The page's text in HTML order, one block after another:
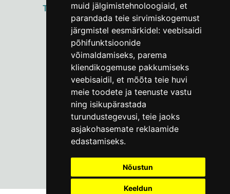
muid jälgimistehnoloogiaid, et
parandada teie sirvimiskogemust
järgmistel eesmärkidel: veebisaidi
põhifunktsioonide
võimaldamiseks, parema
kliendikogemuse pakkumiseks
veebisaidil, et mõõta teie huvi
meie toodete ja teenuste vastu
ning isikupärastada
turundustegevusi, teie jaoks
asjakohasemate reklaamide
edastamiseks.
Nõustun
Keeldun
ТАЛЛИННСКИЙГОРОДСКОЙ МУЗЕЙ
Vene 17
Пн–Пт 9–17:(+372) 610 4178
info@linnamuuseum.ee